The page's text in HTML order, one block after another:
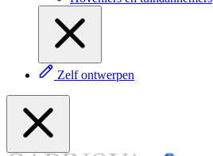
Zelf ontwerpen